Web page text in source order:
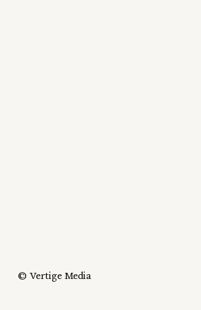
© Vertige Media